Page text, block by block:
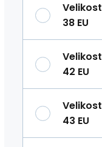
Velikost
38 EU
Velikost
42 EU
Velikost
43 EU